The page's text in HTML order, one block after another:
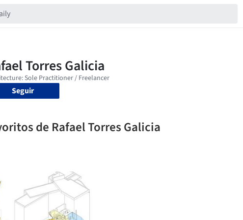
Seguir
de Rafael Torres Galicia